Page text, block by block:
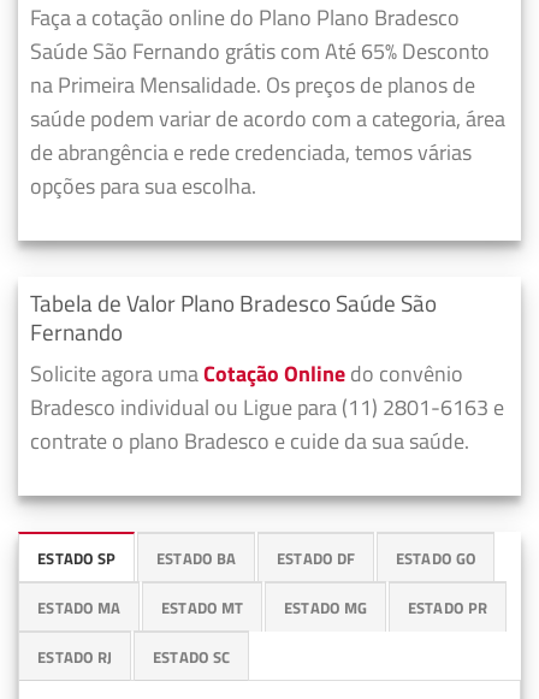
Faça a cotação online do Plano Plano Bradesco
Saúde São Fernando grátis com Até 65% Desconto
na Primeira Mensalidade. Os preços de planos de
saúde podem variar de acordo com a categoria, área
de abrangência e rede credenciada, temos várias
opções para sua escolha.
Tabela de Valor Plano Bradesco Saúde São
Fernando
Solicite agora umaCotação Onlinedo convênio
Bradesco individual ou Ligue para (11) 2801-6163 e
contrate o plano Bradesco e cuide da sua saúde.
ESTADO SP ESTADO BA ESTADO DF ESTADO GO
ESTADO MA ESTADO MT ESTADO MG ESTADO PR
ESTADO RJ ESTADO SC